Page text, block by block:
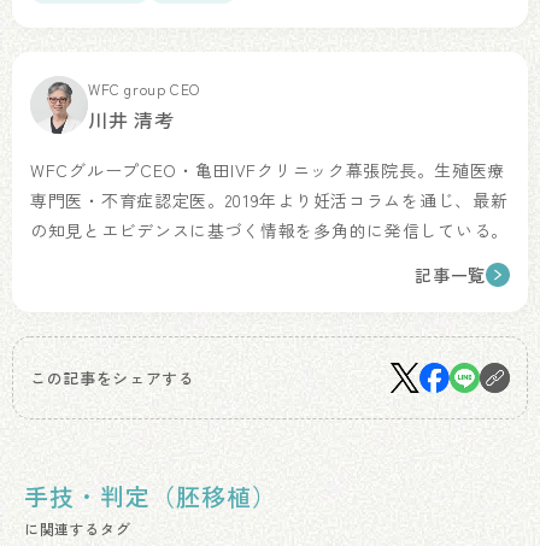
WFC group CEO
川井 清考
WFCグループCEO・亀田IVFクリニック幕張院長。生殖医療
専門医・不育症認定医。2019年より妊活コラムを通じ、最新
の知見とエビデンスに基づく情報を多角的に発信している。
記事一覧
この記事をシェアする
手技・判定（胚移植）
に関連するタグ